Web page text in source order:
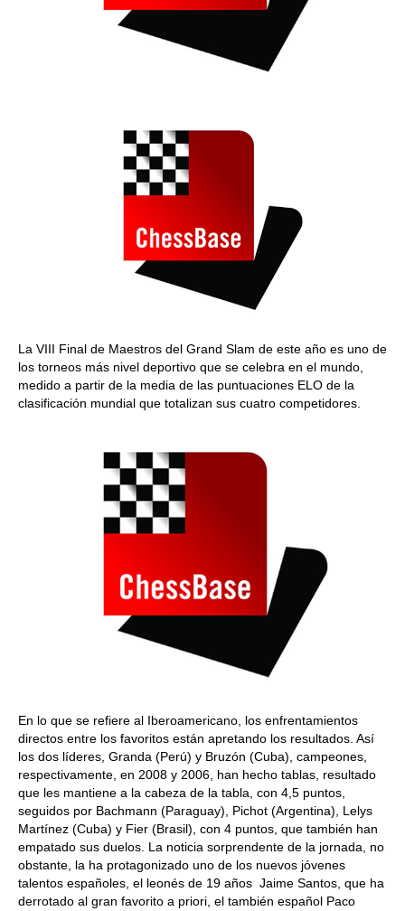
La VIII Final de Maestros del Grand Slam de este año es uno de
los torneos más nivel deportivo que se celebra en el mundo,
medido a partir de la media de las puntuaciones ELO de la
clasificación mundial que totalizan sus cuatro competidores.
En lo que se refiere al Iberoamericano, los enfrentamientos
directos entre los favoritos están apretando los resultados. Así
los dos líderes, Granda (Perú) y Bruzón (Cuba), campeones,
respectivamente, en 2008 y 2006, han hecho tablas, resultado
que les mantiene a la cabeza de la tabla, con 4,5 puntos,
seguidos por Bachmann (Paraguay), Pichot (Argentina), Lelys
Martínez (Cuba) y Fier (Brasil), con 4 puntos, que también han
empatado sus duelos. La noticia sorprendente de la jornada, no
obstante, la ha protagonizado uno de los nuevos jóvenes
talentos españoles, el leonés de 19 años Jaime Santos, que ha
derrotado al gran favorito a priori, el también español Paco